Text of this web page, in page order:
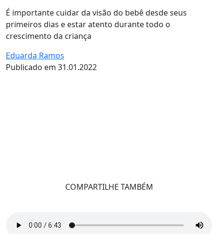
É importante cuidar da visão do bebê desde seus
primeiros dias e estar atento durante todo o
crescimento da criança
Eduarda Ramos
Publicado em 31.01.2022
COMPARTILHE TAMBÉM